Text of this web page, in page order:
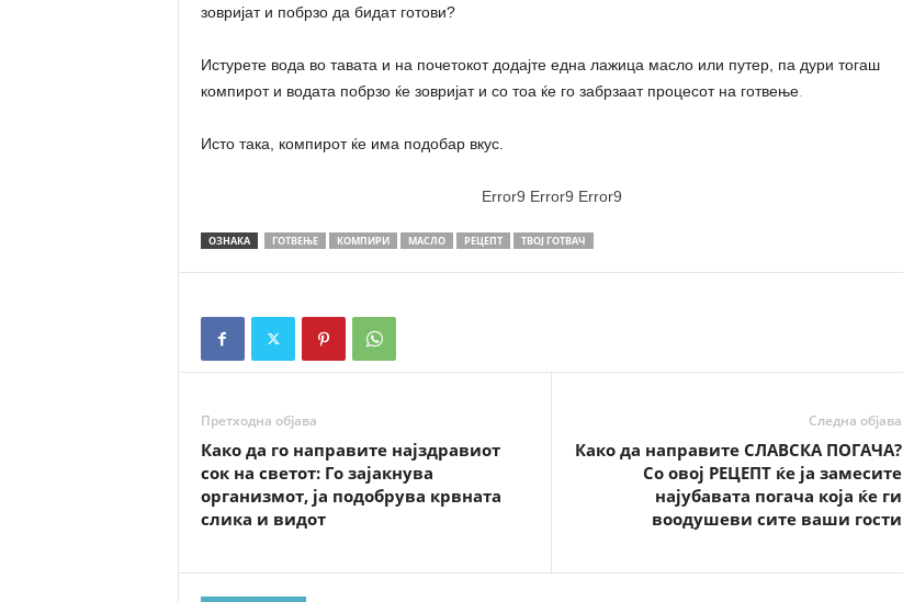
зовријат и побрзо да бидат готови?
Истурете вода во тавата и на почетокот додајте една лажица масло или путер, па дури тогаш
компирот и водата побрзо ќе зовријат и со тоа ќе го забрзаат процесот на готвење.
Исто така, компирот ќе има подобар вкус.
Error9 Error9 Error9
ОЗНАКА ГОТВЕЊЕ КОМПИРИ МАСЛО РЕЦЕПТ ТВОЈ ГОТВАЧ
Претходна објава
Како да го направите најздравиот
сок на светот: Го зајакнува
организмот, ја подобрува крвната
слика и видот
Следна објава
Како да направите СЛАВСКА ПОГАЧА?
Со овој РЕЦЕПТ ќе ја замесите
најубавата погача која ќе ги
воодушеви сите ваши гости